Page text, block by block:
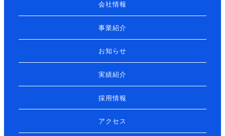
会社情報
事業紹介
お知らせ
実績紹介
採用情報
アクセス